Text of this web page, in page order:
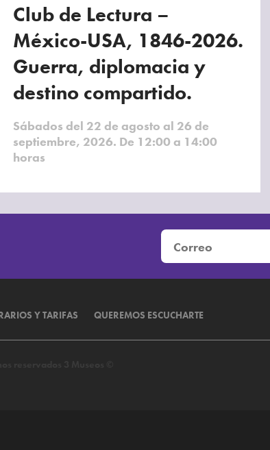
Club de Lectura –
México-USA, 1846-2026.
Guerra, diplomacia y
destino compartido.
Sábados del 22 de agosto al 26 de
septiembre, 2026. De 12:00 a 14:00
horas
Y TARIFAS QUEREMOS ESCUCHARTE